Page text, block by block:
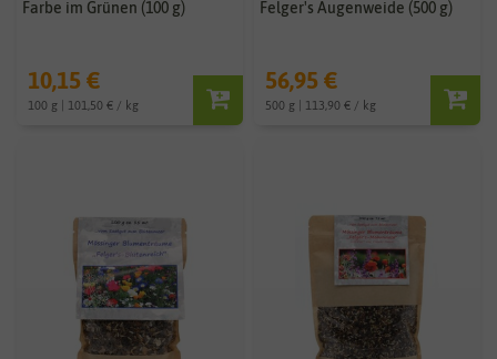
Farbe im Grünen (100 g)
10,15 €
100 g | 101,50 € / kg
Felger's Augenweide (500 g)
56,95 €
500 g | 113,90 € / kg